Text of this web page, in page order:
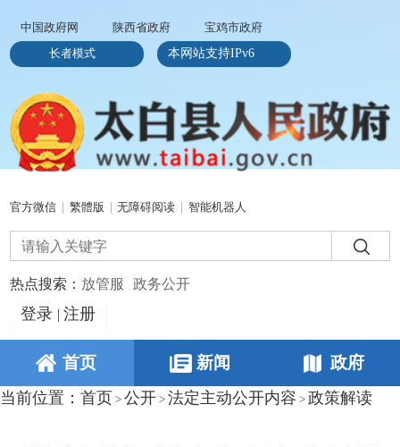
中国政府网 陕西省政府
宝鸡市政府
长者模式
本网站支持IPv6
官方微信 繁體版 无障碍阅读 智能机器人
热点搜索： 放管服 政务公开
登录 注册
首页 新闻 政府
当前位置： 首页 > 公开 > 法定主动公开内容 > 政策解读